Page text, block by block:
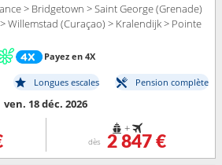
> Bridgetown > Saint George (Grenade)
Willemstad (Curaçao) > Kralendijk > Pointe
Payez en 4X
Longues escales Pension complète
ven. 18 déc. 2026
+
dès 2 847 €